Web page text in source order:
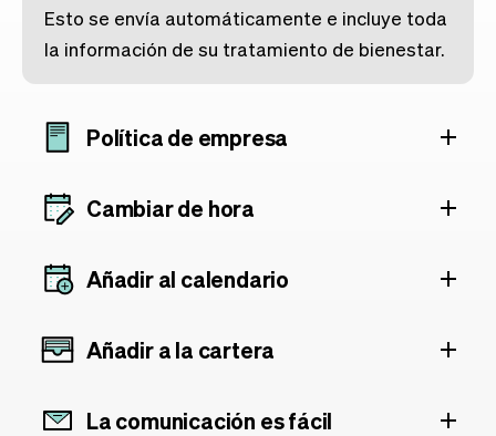
Esto se envía automáticamente e incluye toda
la información de su tratamiento de bienestar.
Política de empresa
Cambiar de hora
Añadir al calendario
Añadir a la cartera
La comunicación es fácil